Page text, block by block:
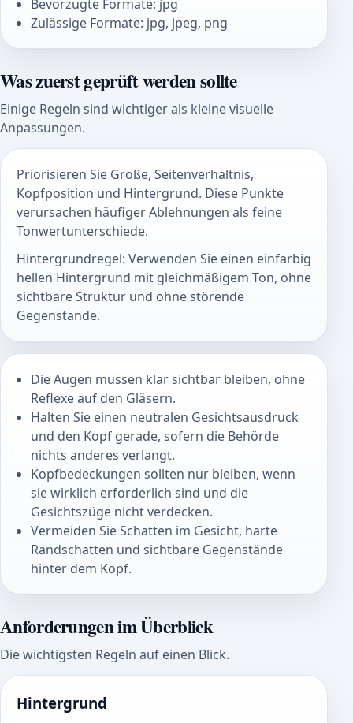
Bevorzugte Formate: jpg
Zulässige Formate: jpg, jpeg, png
Was zuerst geprüft werden sollte
Einige Regeln sind wichtiger als kleine visuelle
Anpassungen.
Priorisieren Sie Größe, Seitenverhältnis,
Kopfposition und Hintergrund. Diese Punkte
verursachen häufiger Ablehnungen als feine
Tonwertunterschiede.
Hintergrundregel: Verwenden Sie einen einfarbig
hellen Hintergrund mit gleichmäßigem Ton, ohne
sichtbare Struktur und ohne störende
Gegenstände.
Die Augen müssen klar sichtbar bleiben, ohne
Reflexe auf den Gläsern.
Halten Sie einen neutralen Gesichtsausdruck
und den Kopf gerade, sofern die Behörde
nichts anderes verlangt.
Kopfbedeckungen sollten nur bleiben, wenn
sie wirklich erforderlich sind und die
Gesichtszüge nicht verdecken.
Vermeiden Sie Schatten im Gesicht, harte
Randschatten und sichtbare Gegenstände
hinter dem Kopf.
Anforderungen im Überblick
Die wichtigsten Regeln auf einen Blick.
Hintergrund